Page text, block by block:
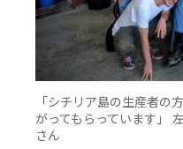
「シチリア島の生産者の
がってもらっています」
さん